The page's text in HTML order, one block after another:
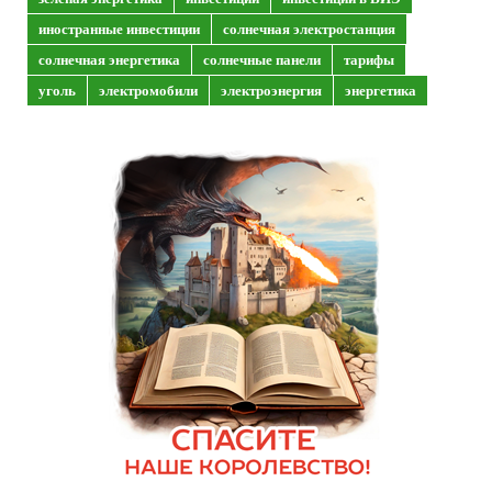
иностранные инвестиции
солнечная электростанция
солнечная энергетика
солнечные панели
тарифы
уголь
электромобили электроэнергия энергетика